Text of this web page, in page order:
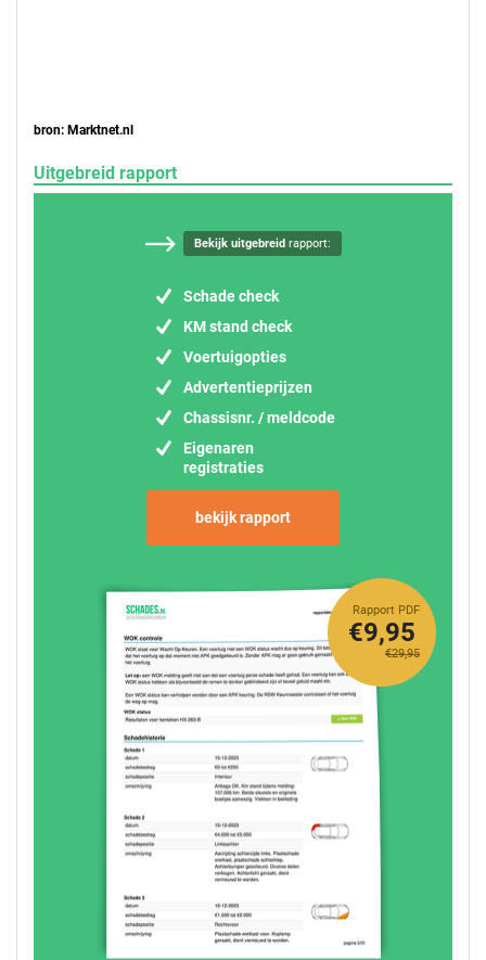
bron: Marktnet.nl
Uitgebreid rapport
Bekijk uitgebreidrapport:
Schade check
KM stand check
Voertuigopties
Advertentieprijzen
Chassisnr. / meldcode
Eigenaren
registraties
bekijk rapport
Rapport PDF
€29,95
€9,95